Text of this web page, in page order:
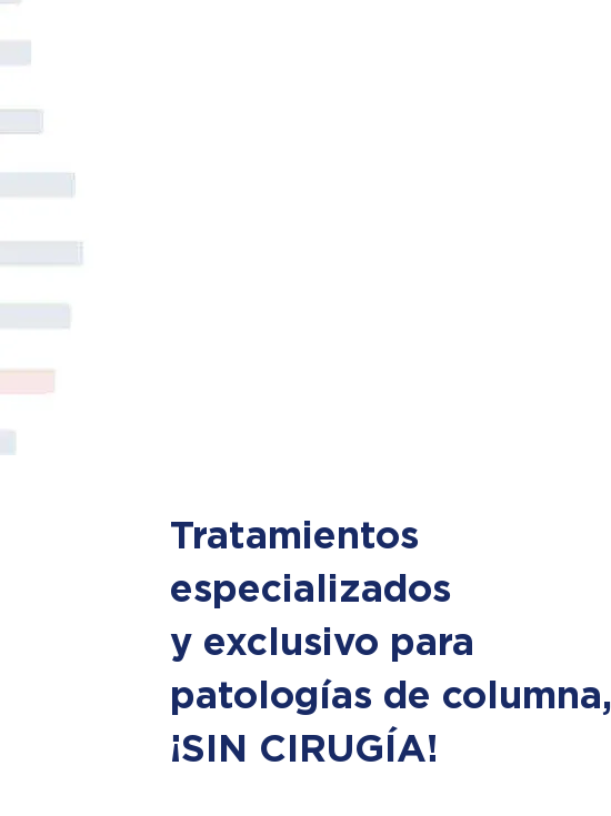
Tratamientos
especializados
y exclusivo para
patologías de columna,
¡SIN CIRUGÍA!